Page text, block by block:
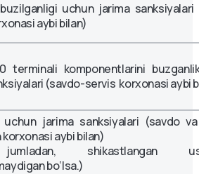
uchun jarima sanksiyalari
aybi bilan)
terminali komponentlarini
(savdo-servis korxonasi aybi
uchun jarima sanksiyalari (savdo
korxonasi aybi bilan)
shikastlangan
bo‘lsa.)